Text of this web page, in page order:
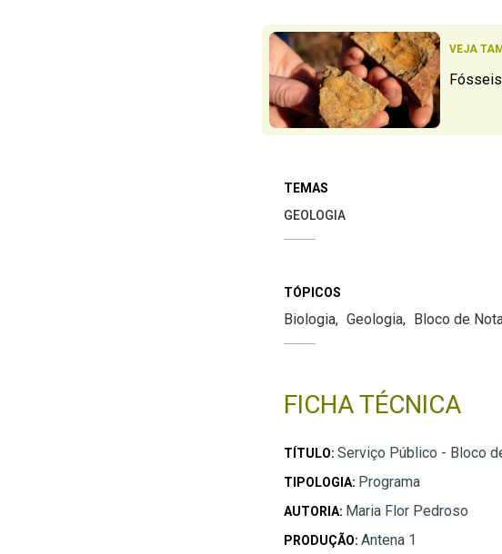
VEJA
TEMAS
GEOLOGIA
TÓPICOS
Biologia Geologia Bloco de
FICHA TÉCNICA
TÍTULO: Serviço Público - Bloco
TIPOLOGIA: Programa
AUTORIA: Maria Flor Pedroso
PRODUÇÃO: Antena 1